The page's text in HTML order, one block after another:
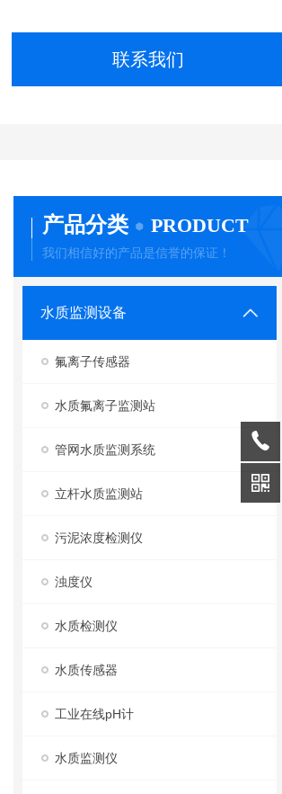
联系我们
产品分类 PRODUCT
我们相信好的产品是信誉的保证！
水质监测设备
氟离子传感器
水质氟离子监测站
管网水质监测系统
立杆水质监测站
污泥浓度检测仪
浊度仪
水质检测仪
水质传感器
工业在线pH计
水质监测仪